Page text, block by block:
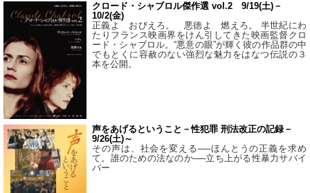
クロード・シャブロル傑作選 vol.2 9/19(土)－
10/2(金)
正義よ おびえろ。 悪徳よ 燃えろ。 半世紀にわ
たりフランス映画界をけん引してきた映画監督クロ
ード・シャブロル。“悪意の眼”が輝く彼の作品群の中
でもとくに容赦のない強烈な魅力をはなつ伝説の３
本を公開。
声をあげるということ－性犯罪 刑法改正の記録－
9/26(土)～
その声は、社会を変える──ほんとうの正義を求め
て。誰のための法なのか──立ち上がる性暴力サバイ
バー